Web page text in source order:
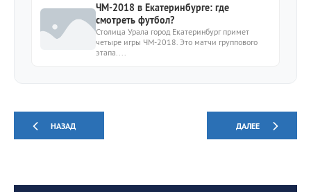
ЧМ-2018 в Екатеринбурге: где
смотреть футбол?
Столица Урала город Екатеринбург примет
четыре игры ЧМ-2018. Это матчи группового
этапа....
НАЗАД ДАЛЕЕ